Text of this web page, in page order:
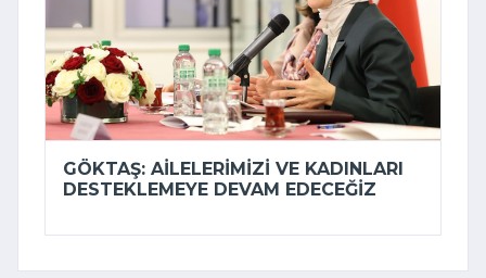
GÖKTAŞ: AILELERIMIZI VE KADINLARI
DESTEKLEMEYE DEVAM EDECEĞIZ